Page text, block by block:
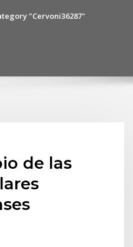
"Cervoni36287"
de las